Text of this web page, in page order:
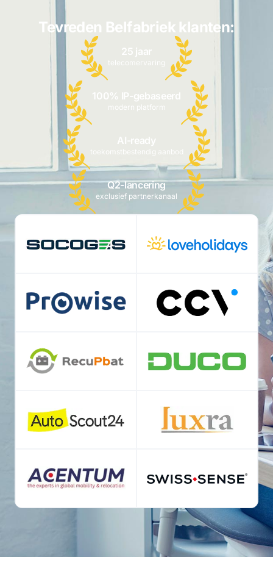
Tevreden Belfabriek klanten:
25 jaar
telecomervaring
100% IP-gebaseerd
modern platform
AI-ready
toekomstbestendig aanbod
Q2-lancering
exclusief partnerkanaal